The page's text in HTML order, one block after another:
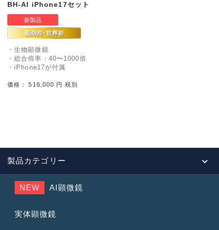
BH-AI iPhone17セット
・生物顕微鏡
・総合倍率：40〜1000倍
・iPhone17が付属
価格： 516,000 円 税別
製品カテゴリー
NEW AI顕微鏡
実体顕微鏡